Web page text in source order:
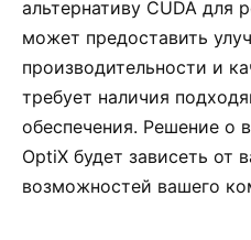
альтернативу CUDA для
может предоставить
производительности и
требует наличия
обеспечения. Решение о
OptiX будет зависеть от
возможностей вашего